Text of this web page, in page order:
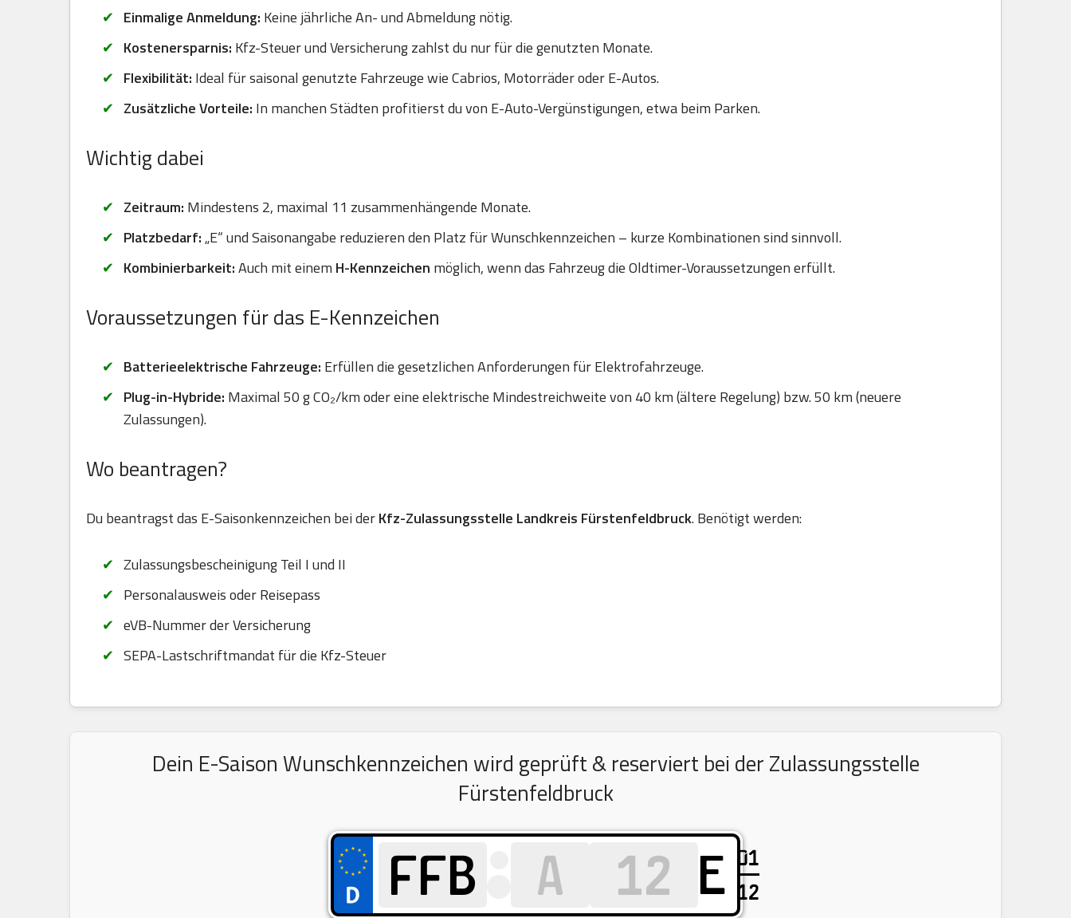
Einmalige Anmeldung: Keine jährliche An- und Abmeldung nötig.
Kostenersparnis: Kfz-Steuer und Versicherung zahlst du nur für die genutzten Monate.
Flexibilität: Ideal für saisonal genutzte Fahrzeuge wie Cabrios, Motorräder oder E-Autos.
Zusätzliche Vorteile: In manchen Städten profitierst du von E-Auto-Vergünstigungen, etwa beim Parken.
Wichtig dabei
Zeitraum: Mindestens 2, maximal 11 zusammenhängende Monate.
Platzbedarf:„E“ und Saisonangabe reduzieren den Platz für Wunschkennzeichen – kurze Kombinationen sind sinnvoll.
Kombinierbarkeit:Auch mit einem H-Kennzeichen möglich, wenn das Fahrzeug die Oldtimer-Voraussetzungen erfüllt.
Voraussetzungen für das E-Kennzeichen
Batterieelektrische Fahrzeuge: Erfüllen die gesetzlichen Anforderungen für Elektrofahrzeuge.
Plug-in-Hybride: Maximal 50 g CO₂/km oder eine elektrische Mindestreichweite von 40 km (ältere Regelung) bzw. 50 km (neuere
Zulassungen).
Wo beantragen?
Du beantragst das E-Saisonkennzeichen bei derKfz-Zulassungsstelle Landkreis Fürstenfeldbruck. Benötigt werden:
Zulassungsbescheinigung Teil I und II
Personalausweis oder Reisepass
eVB-Nummer der Versicherung
SEPA-Lastschriftmandat für die Kfz-Steuer
Dein E-Saison Wunschkennzeichen wird geprüft & reserviert bei der Zulassungsstelle
Fürstenfeldbruck
E
01
12